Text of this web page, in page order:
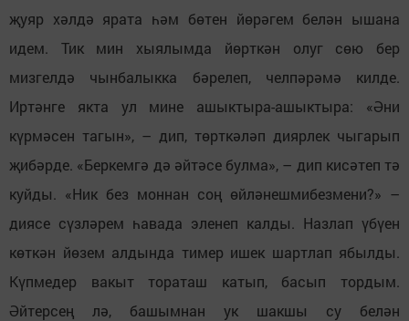
җуяр хәлдә ярата һәм бөтен йөрәгем белән ышана
идем. Тик мин хыялымда йөрткән олуг сөю бер
мизгелдә чынбалыкка бәрелеп, челпәрәмә килде.
Иртәнге якта ул мине ашыктыра-ашыктыра: «Әни
күрмәсен тагын», – дип, төрткәләп диярлек чыгарып
җибәрде. «Беркемгә дә әйтәсе булма», – дип кисәтеп тә
куйды. «Ник без моннан соң өйләнешмибезмени?» –
диясе сүзләрем һавада эленеп калды. Назлап үбүен
көткән йөзем алдында тимер ишек шартлап ябылды.
Күпмедер вакыт тораташ катып, басып тордым.
Әйтерсең лә, башымнан ук шакшы су белән